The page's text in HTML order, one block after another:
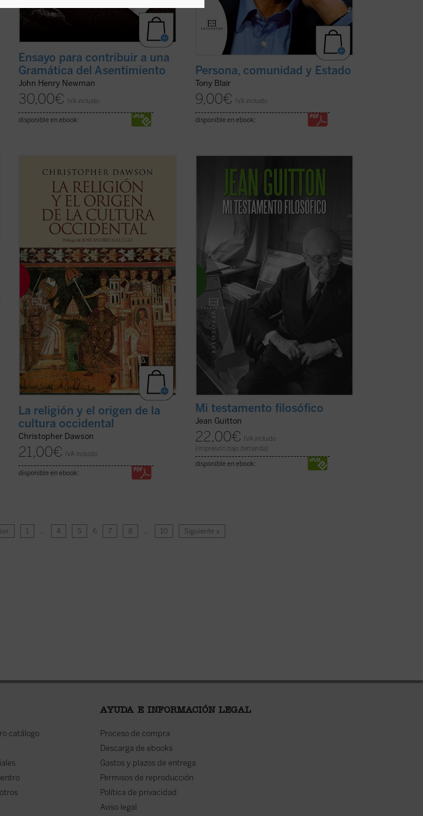
Ensayo para contribuir a una
Gramática del Asentimiento
John Henry Newman
30,00€ IVA incluido
disponible en ebook:
Persona, comunidad y Estado
Tony Blair
9,00€ IVA incluido
disponible en ebook:
«La importancia de estos siglos de los
cuales he escrito no debe buscarse en el
orden externo que crearon o que
intentaron crear, sino en el cambio
interno que produjeron en el alma del
hombre occidental, cambio que nunca
podrá destruirse ... (ver ficha)
La religión y el origen de la
cultura occidental
Christopher Dawson
21,00€ IVA incluido
disponible en ebook:
«La noche de mi muerte ocurrieron
cosas extrañas en mi apartamento
parisino...».
Un Jean Guitton casi centenario imagina
muerte dialoga con Pascal sobre ...
ficha)
Mi testamento filosófico
Jean Guitton
22,00€
IVA incluido
(Impresión bajo demanda)
disponible en ebook:
1 … 4 5 6 7 8 … 10 Siguiente »
catálogo
AYUDA E INFORMACIÓN LEGAL
Proceso de compra
Descarga de ebooks
Gastos y plazos de entrega
Permisos de reproducción
Política de privacidad
Aviso legal